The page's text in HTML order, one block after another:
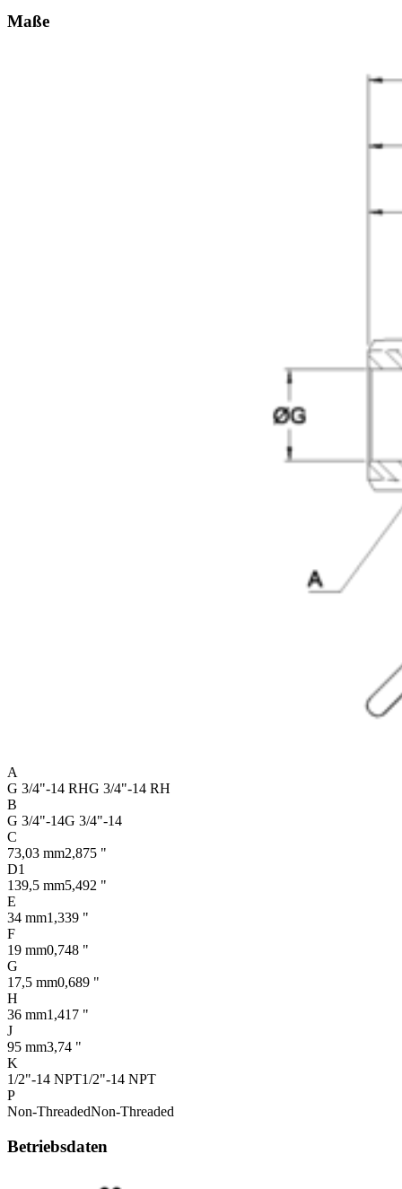
Maße
A
G 3/4"-14 RHG 3/4"-14 RH
B
G 3/4"-14G 3/4"-14
C
73,03 mm2,875 "
D1
139,5 mm5,492 "
E
34 mm1,339 "
F
19 mm0,748 "
G
17,5 mm0,689 "
H
36 mm1,417 "
J
95 mm3,74 "
K
1/2"-14 NPT1/2"-14 NPT
P
Non-ThreadedNon-Threaded
Betriebsdaten